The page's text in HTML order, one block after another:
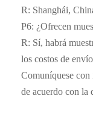
R: Shanghái,
P6: ¿Ofrecen
R: Sí, habrá
los costos de
Comuníquese
de acuerdo con la